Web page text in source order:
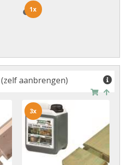
1x
1x
(zelf aanbrengen)
3x